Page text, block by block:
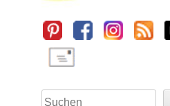
Sidebar
Suchen